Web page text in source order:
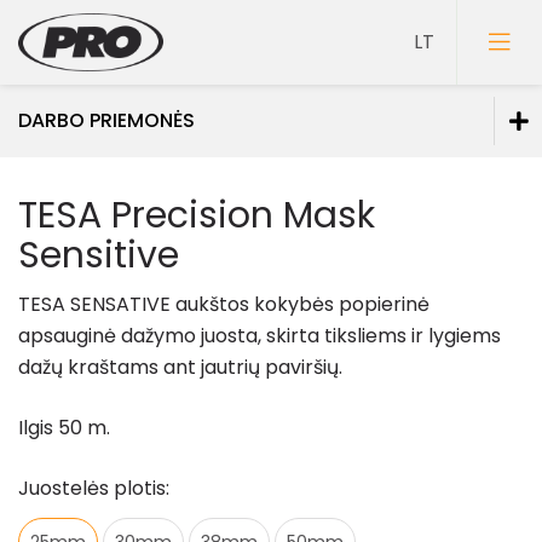
DARBO PRIEMONĖS
Gruntai
Lakai
Klijai
Mozaikiniai tinkai
Dekoravimo glaistai
TESA Precision Mask
Sensitive
TESA SENSATIVE aukštos kokybės popierinė
apsauginė dažymo juosta, skirta tiksliems ir lygiems
dažų kraštams ant jautrių paviršių.
Ilgis 50 m.
Juostelės plotis: